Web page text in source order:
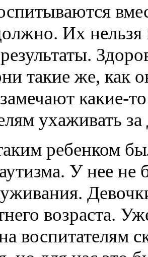
Их нельзя
такие же, как
какие-
ухаживать
ребенком
У нее
возраста.
воспитателям